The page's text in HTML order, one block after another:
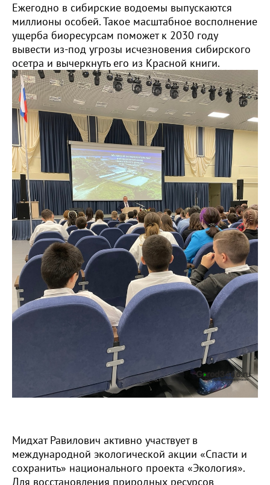
Ежегодно в сибирские водоемы выпускаются
миллионы особей. Такое масштабное восполнение
ущерба биоресурсам поможет к 2030 году
вывести из-под угрозы исчезновения сибирского
осетра и вычеркнуть его из Красной книги.
Мидхат Равилович активно участвует в
международной экологической акции «Спасти и
сохранить» национального проекта «Экология».
Для восстановления природных ресурсов